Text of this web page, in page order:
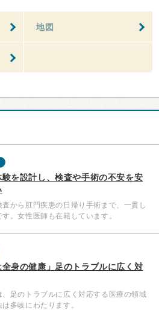
地図
を設計し、検査や手術の不安を安
から肛門疾患の日帰り手術まで、一貫し
。女性医師も在籍しています。
全身の健康」足のトラブルに広く対
、足のトラブルに広く対応する医療の領域
多岐にわたります。